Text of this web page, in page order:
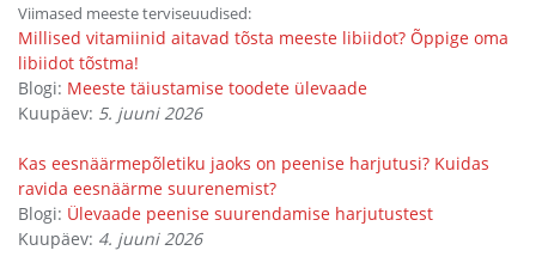
Viimased meeste terviseuudised:
Millised vitamiinid aitavad tõsta meeste libiidot? Õppige oma
libiidot tõstma!
Blogi: Meeste täiustamise toodete ülevaade
Kuupäev: 5. juuni 2026
Kas eesnäärmepõletiku jaoks on peenise harjutusi? Kuidas
ravida eesnäärme suurenemist?
Blogi: Ülevaade peenise suurendamise harjutustest
Kuupäev: 4. juuni 2026